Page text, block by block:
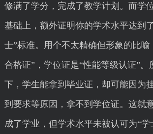
修满了学分，完成了教学计划。而学
基础上，额外证明你的学术水平达到
士”标准。用个不太精确但形象的比喻
合格证”，学位证是“性能等级认证”。
下，学生能拿到毕业证，却可能因为
到要求等原因，拿不到学位证。这就
成了学业，但学术水平未被认可为“学